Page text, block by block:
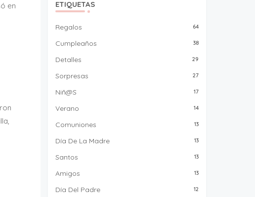
en
ETIQUETAS
Regalos 64
Cumpleaños 38
Detalles 29
Sorpresas 27
Niñ@s 17
Verano 14
Comuniones 13
Día De La Madre 13
Santos 13
Amigos 13
Día Del Padre 12